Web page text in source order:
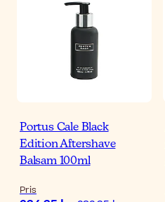
Portus Cale Black
Edition Aftershave
Balsam 100ml
Pris